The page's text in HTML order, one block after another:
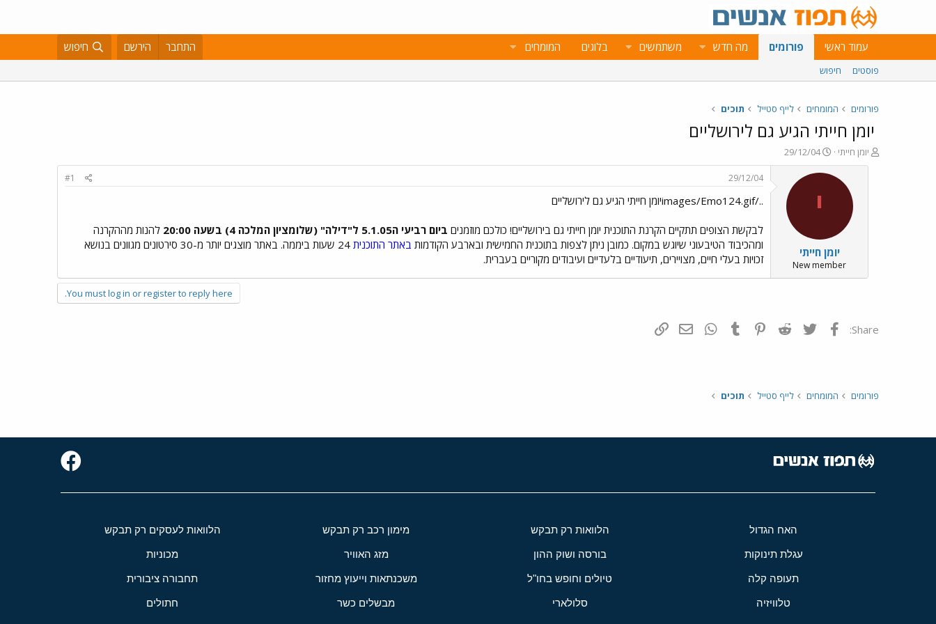
עמוד ראשי פורומים מה חדש משתמשים בלוגים המומחים התחבר הירשם חיפוש
פוסטים חיפוש
פורומים המומחים לייף סטייל תוכים
יומן חייתי הגיע גם לירושליים
פ
ו
יומן חייתי
פ
ו
ר
א
ר
י
ך
29/12/04
י
יומן חייתי
New member
29/12/04
#1
../images/Emo124.gifיומן חייתי הגיע גם לירושליים
לבקשת הצופים תתקיים הקרנת התוכנית יומן חייתי גם בירושליים! כולכם מוזמנים ביום רביעי ה5.1.05 ל"דילה" (שלומציון המלכה 4) בשעה 20:00
להנות מההקרנה
ומהכיבוד הטיבעוני שיוגש במקום. כמובן ניתן לצפות בתוכנית החמישית ובארבע הקודמות באתר התוכנית
24 שעות ביממה. באתר מוצגים יותר מ-30 סירטונים מגוונים בנושא
זכויות בעלי חיים, מצויירים, תיעודיים בלעדיים ועיבודים מקוריים בעברית.
You must log in or register to reply here.
Share: פייסבוק Twitter
Reddit
Pinterest
Tumblr
WhatsAppדואר אלקטרוני
פורומים המומחים לייף סטייל תוכים
האח הגדול הלוואות רק תבקש מימון רכב רק תבקש הלוואות לעסקים רק תבקש
עגלת תינוקות בורסה ושוק ההון מזג האוויר מכוניות
תעופה קלה טיולים וחופש בחו"ל משכנתאות וייעוץ מחזור תחבורה ציבורית
טלוויזיה סלולארי מבשלים כשר חתולים